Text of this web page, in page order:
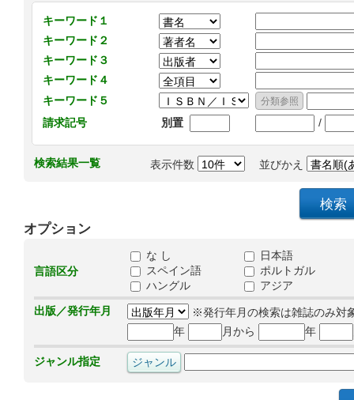
キーワード１
キーワード２
キーワード３
キーワード４
キーワード５
請求記号
別置 /
検索結果一覧 表示件数 並びかえ
オプション
言語区分
な し
日本語
スペイン語
ポルトガル
ハングル
アジア
出版／発行年月
※発行年月の検索は雑誌のみ対
年
月から 年
ジャンル指定